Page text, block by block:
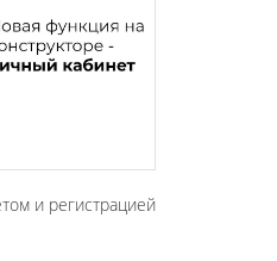
и регистрацией